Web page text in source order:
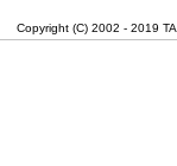
Copyright (C) 2002 - 2019